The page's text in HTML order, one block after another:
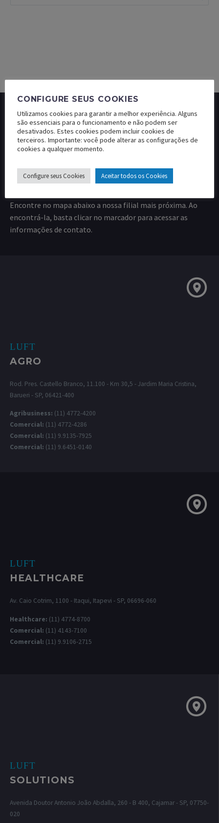
Encontre no mapa abaixo a nossa filial mais próxima. Ao
encontrá-la, basta clicar no marcador para acessar as
informações de contato.
LUFT
AGRO
Rod. Pres. Castello Branco, 11.100 - Km 30,5 - Jardim Maria Cristina,
Barueri - SP, 06421-400
Agribusiness: (11) 4772-4200
Comercial: (11) 4772-4286
Comercial: (11) 9.9135-7925
Comercial: (11) 9.6451-0140
LUFT
HEALTHCARE
Av. Caio Cotrim, 1100 - Itaqui, Itapevi - SP, 06696-060
Healthcare: (11) 4774-8700
Comercial: (11) 4143-7100
Comercial: (11) 9.9106-2715
LUFT
SOLUTIONS
Avenida Doutor Antonio João Abdalla, 260 - B 400, Cajamar - SP, 07750-
020
CONFIGURE SEUS COOKIES
Utilizamos cookies para garantir a melhor experiência. Alguns
são essenciais para o funcionamento e não podem ser
desativados. Estes cookies podem incluir cookies de
terceiros. Importante: você pode alterar as configurações de
cookies a qualquer momento.
Configure seus Cookies Aceitar todos os Cookies